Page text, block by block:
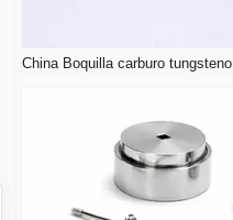
China Boquilla carburo